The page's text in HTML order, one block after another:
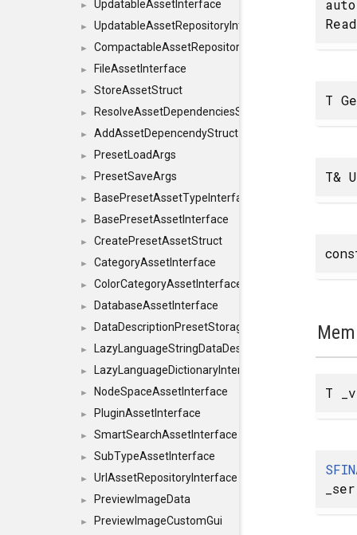
► UpdatableAssetInterface
► UpdatableAssetRepositoryInterface
► CompactableAssetRepositoryInterface
► FileAssetInterface
► StoreAssetStruct
► ResolveAssetDependenciesStruct
► AddAssetDepencendyStruct
► PresetLoadArgs
► PresetSaveArgs
► BasePresetAssetTypeInterface
► BasePresetAssetInterface
► CreatePresetAssetStruct
► CategoryAssetInterface
► ColorCategoryAssetInterface
► DatabaseAssetInterface
► DataDescriptionPresetStorageInterface
►
► LazyLanguageDictionaryInterface
► NodeSpaceAssetInterface
► PluginAssetInterface
► SmartSearchAssetInterface
► SubTypeAssetInterface
► UrlAssetRepositoryInterface
► PreviewImageData
► PreviewImageCustomGui
auto
Read
T
T&
T